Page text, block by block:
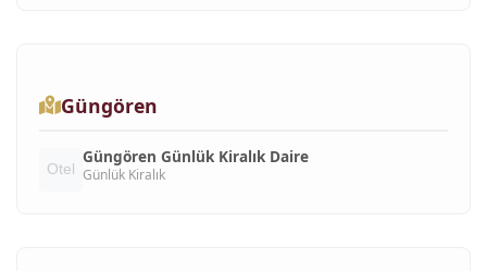
Güngören
Güngören Günlük Kiralık Daire
Günlük Kiralık